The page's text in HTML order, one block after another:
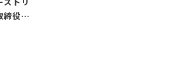
役会